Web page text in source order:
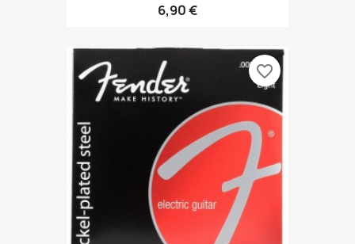
6,90 €
favorite_border